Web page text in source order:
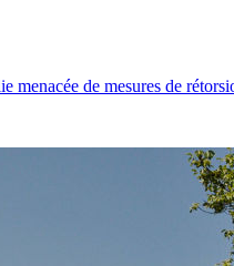
menacée de mesures de